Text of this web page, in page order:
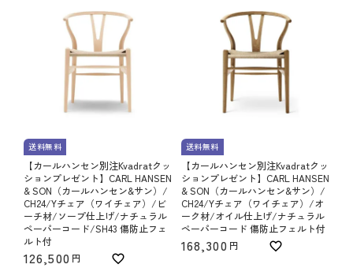
送料無料
【カールハンセン別注Kvadratクッ
ションプレゼント】CARL HANSEN
& SON（カールハンセン&サン）/
CH24/Yチェア（ワイチェア）/ビ
ーチ材/ソープ仕上げ/ナチュラル
ペーパーコード/SH43 傷防止フェ
ルト付
126,500
送料無料
【カールハンセン別注Kvadratクッ
ションプレゼント】CARL HANSEN
& SON（カールハンセン&サン）/
CH24/Yチェア（ワイチェア）/オ
ーク材/オイル仕上げ/ナチュラル
ペーパーコード 傷防止フェルト付
168,300